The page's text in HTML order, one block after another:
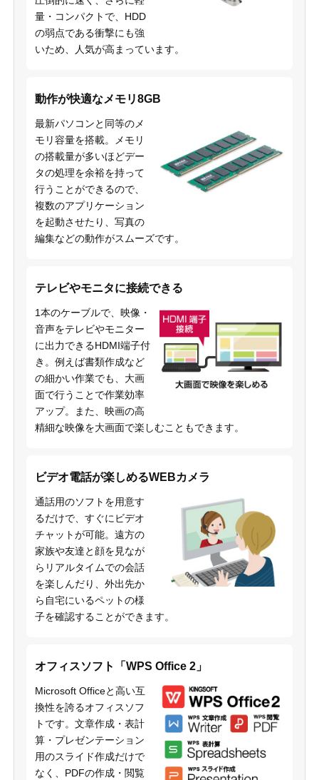
量・コンパクトで、HDD
の弱点である衝撃にも強
いため、人気が高まっています。
動作が快適なメモリ8GB
最新パソコンと同等のメ
モリ容量を搭載。メモリ
の搭載量が多いほどデー
タの処理を余裕を持って
行うことができるので、
複数のアプリケーション
を起動させたり、写真の
編集などの動作がスムーズです。
テレビやモニタに接続できる
1本のケーブルで、映像・
音声をテレビやモニター
に出力できるHDMI端子付
き。例えば書類作成など
の細かい作業でも、大画
面で行うことで作業効率
アップ。また、映画の高
精細な映像を大画面で楽しむこともできます。
ビデオ電話が楽しめるWEBカメラ
通話用のソフトを用意す
るだけで、すぐにビデオ
チャットが可能。遠方の
家族や友達と顔を見なが
らリアルタイムでの会話
を楽しんだり、外出先か
ら自宅にいるペットの様
子を確認することができます。
オフィスソフト「WPS Office 2」
Microsoft Officeと高い互
換性を誇るオフィスソフ
トです。文章作成・表計
算・プレゼンテーション
用のスライド作成だけで
なく、PDFの作成・閲覧